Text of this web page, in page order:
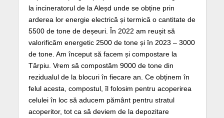
la incineratorul de la Aleșd unde se obține prin
arderea lor energie electrică și termică o cantitate de
5500 de tone de deșeuri. În 2022 am reușit să
valorificăm energetic 2500 de tone și în 2023 – 3000
de tone. Am început să facem și compostare la
Tărpiu. Vrem să compostăm 9000 de tone din
rezidualul de la blocuri în fiecare an. Ce obținem în
felul acesta, compostul, îl folosim pentru acoperirea
celulei în loc să aducem pământ pentru stratul
acoperitor, tot ca să deviem de la depozitare